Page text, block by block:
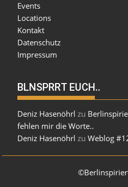
Events
Locations
Kontakt
Datenschutz
Impressum
BLNSPRRT EUCH..
Deniz Hasenöhrl zu
fehlen mir die Worte..
Deniz Hasenöhrl zuWeblog